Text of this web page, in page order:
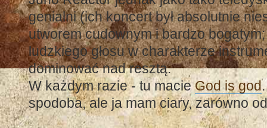
genialni (ich koncert był absolutnie
utworem cudownym i bardzo
ludzkiego głosu w charakterze
dominować nad resztą.
W każdym razie - tu macieGod is god
spodoba, ale ja mam ciary, zarówno